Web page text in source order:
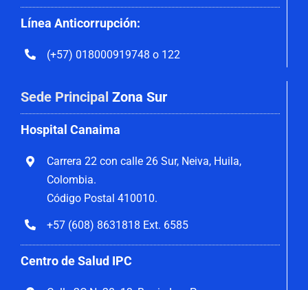
Línea Anticorrupción:
(+57) 018000919748 o 122
Sede Principal Zona Sur
Hospital Canaima
Carrera 22 con calle 26 Sur, Neiva, Huila,
Colombia.
Código Postal 410010.
+57 (608) 8631818 Ext. 6585
Centro de Salud IPC